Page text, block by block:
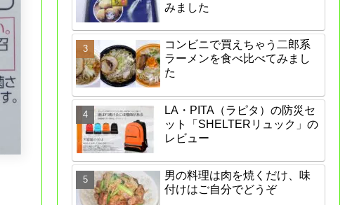
みました
コンビニで買えちゃう二郎系
ラーメンを食べ比べてみまし
た
LA・PITA（ラピタ）の防災セ
ット「SHELTERリュック」の
レビュー
男の料理は肉を焼くだけ、味
付けはご自分でどうぞ